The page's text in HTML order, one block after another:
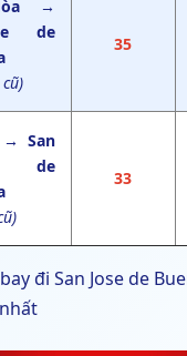
→
de
35
→ San
de
33
đi San Jose de